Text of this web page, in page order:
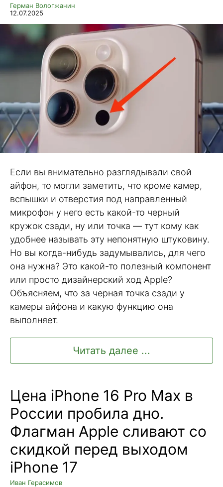
Герман Вологжанин
12.07.2025
Если вы внимательно разглядывали свой
айфон, то могли заметить, что кроме камер,
вспышки и отверстия под направленный
микрофон у него есть какой-то черный
кружок сзади, ну или точка — тут кому как
удобнее называть эту непонятную штуковину.
Но вы когда-нибудь задумывались, для чего
она нужна? Это какой-то полезный компонент
или просто дизайнерский ход Apple?
Объясняем, что за черная точка сзади у
камеры айфона и какую функцию она
выполняет.
Читать далее ...
Цена iPhone 16 Pro Max в
России пробила дно.
Флагман Apple сливают со
скидкой перед выходом
iPhone 17
Иван Герасимов